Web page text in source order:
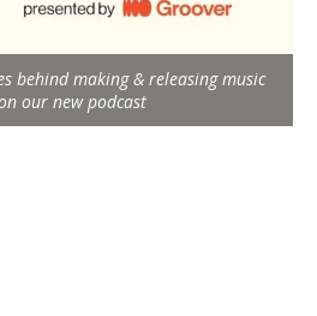
behind making & releasing music
our new podcast